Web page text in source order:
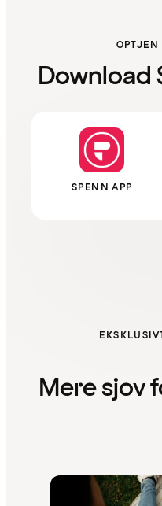
OPTJEN
Download
SPENN APP
Mere sjov